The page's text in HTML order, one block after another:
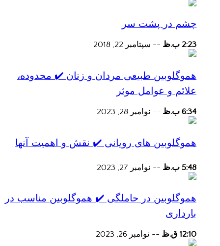
چشم در پشت سر
2:23 ب.ظ -- سپتامبر 22, 2018
هموگلوبین طبیعی مردان و زنان ✔️ محدوده،
علائم و عوامل موثر
6:34 ب.ظ -- نوامبر 28, 2023
هموگلوبین های رویانی ✔️ نقش و اهمیت آنها
5:48 ب.ظ -- نوامبر 27, 2023
هموگلوبین در حاملگی ✔️ هموگلوبین مناسب در
بارداری
12:10 ق.ظ -- نوامبر 26, 2023